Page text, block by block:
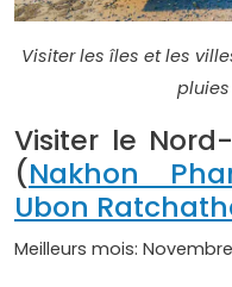
Visiter les îles et les
Visiter le
(Nakhon
Ubon
Meilleurs mois: